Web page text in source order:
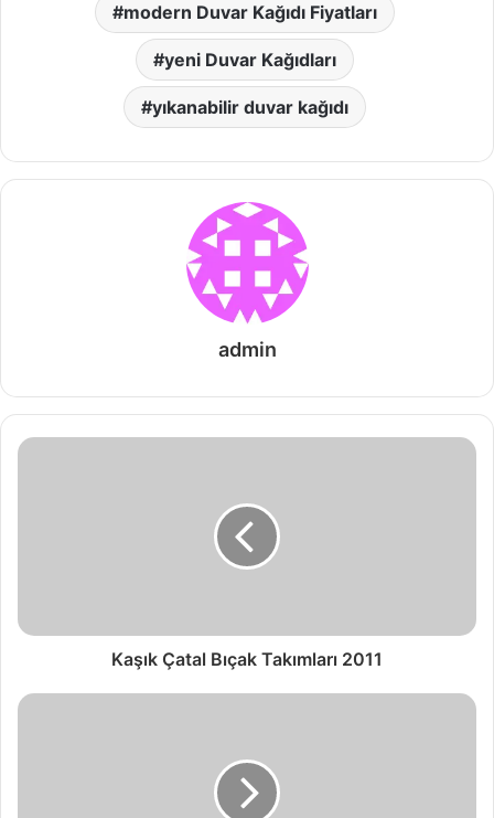
modern Duvar Kağıdı Fiyatları
yeni Duvar Kağıdları
yıkanabilir duvar kağıdı
admin
Kaşık Çatal Bıçak Takımları 2011